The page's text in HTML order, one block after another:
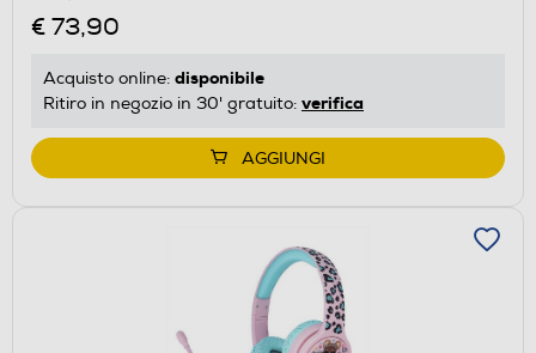
€ 73,90
Acquisto online: disponibile
Ritiro in negozio in 30' gratuito: verifica
AGGIUNGI